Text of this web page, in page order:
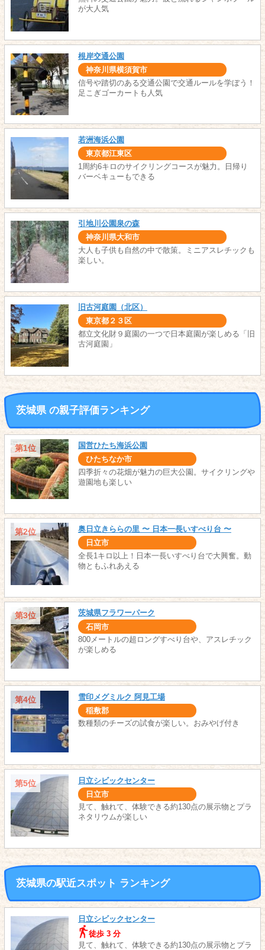
が大人気
根岸交通公園
神奈川県横須賀市
信号や踏切のある交通公園で交通ルールを学ぼう！
足こぎゴーカートも人気
若洲海浜公園
東京都江東区
1周約6キロのサイクリングコースが魅力。日帰り
バーベキューもできる
引地川公園泉の森
神奈川県大和市
大人も子供も自然の中で散策。ミニアスレチックも
楽しい。
旧古河庭園（北区）
東京都２３区
都立文化財９庭園の一つで日本庭園が楽しめる「旧
古河庭園」
茨城県 の親子評価ランキング
第1位 国営ひたち海浜公園
ひたちなか市
四季折々の花畑が魅力の巨大公園。サイクリングや
遊園地も楽しい
第2位 奥日立きららの里 〜 日本一長いすべり台 〜
日立市
全長1キロ以上！日本一長いすべり台で大興奮。動
物ともふれあえる
第3位 茨城県フラワーパーク
石岡市
800メートルの超ロングすべり台や、アスレチック
が楽しめる
第4位 雪印メグミルク 阿見工場
稲敷郡
数種類のチーズの試食が楽しい。おみやげ付き
第5位 日立シビックセンター
日立市
見て、触れて、体験できる約130点の展示物とプラ
ネタリウムが楽しい
茨城県の駅近スポット ランキング
日立シビックセンター
徒歩 3 分
見て、触れて、体験できる約130点の展示物とプラ